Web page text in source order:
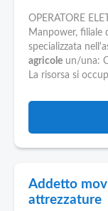
OPERATORE
Manpower, filiale
specializzata
agricole un/una:
La risorsa si
Addetto
attrezzature